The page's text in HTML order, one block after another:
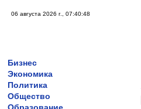
06 августа 2026 г., 07:40:48
Бизнес
Экономика
Политика
Общество